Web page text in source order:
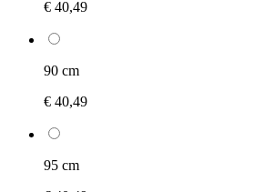
€ 40,49
90 cm
€ 40,49
95 cm